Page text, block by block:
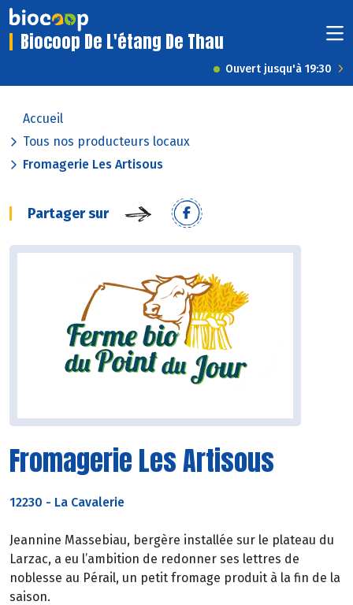
Biocoop De L'étang De Thau
Ouvert jusqu'à 19:30
Accueil
Tous nos producteurs locaux
Fromagerie Les Artisous
Partager sur
Fromagerie Les Artisous
12230 - La Cavalerie
Jeannine Massebiau, bergère installée sur le plateau du
Larzac, a eu l’ambition de redonner ses lettres de
noblesse au Pérail, un petit fromage produit à la fin de la
saison.